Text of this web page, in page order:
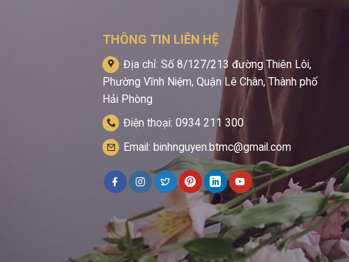
THÔNG TIN LIÊN HỆ
Địa chỉ: Số 8/127/213 đường Thiên Lôi,
Phường Vĩnh Niệm, Quận Lê Chân, Thành phố
Hải Phòng
Điện thoại: 0934 211 300
Email: binhnguyen.btmc@gmail.com